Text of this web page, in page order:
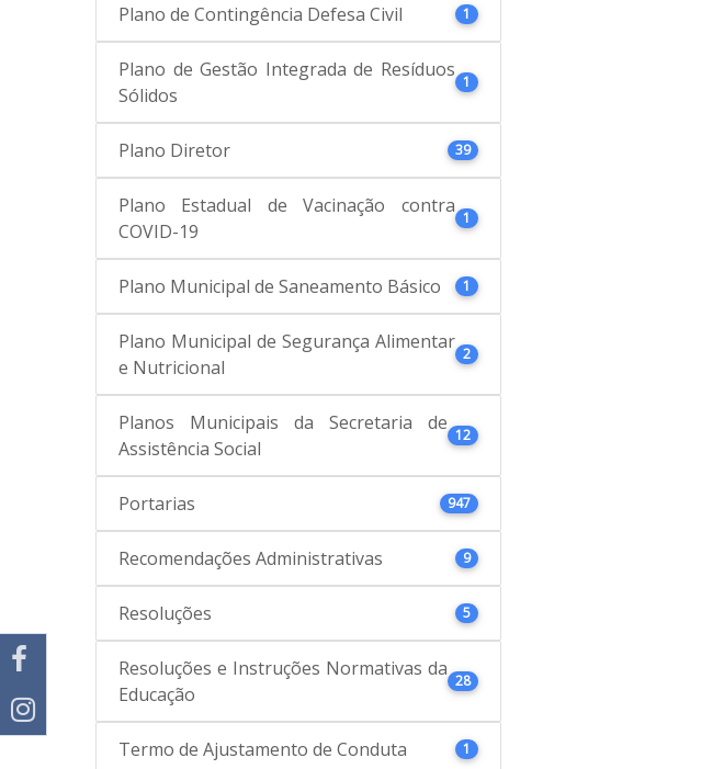
Plano de Contingência Defesa Civil 1
Plano de Gestão Integrada de Resíduos
Sólidos
1
Plano Diretor 39
Plano Estadual de Vacinação contra
COVID-19
1
Plano Municipal de Saneamento Básico 1
Plano Municipal de Segurança Alimentar
e Nutricional
2
Planos Municipais da Secretaria de
Assistência Social
12
Portarias 947
Recomendações Administrativas 9
Resoluções 5
Resoluções e Instruções Normativas da
Educação
28
Termo de Ajustamento de Conduta 1